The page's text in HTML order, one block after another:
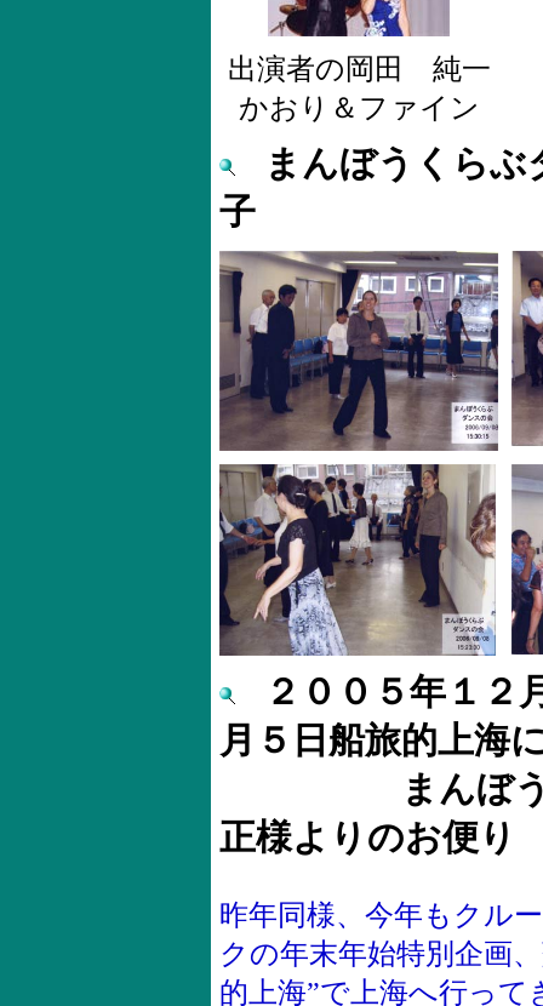
出演者の岡田 純一
かおり＆ファイン
まんぼうくら
子
２００５年１２
月５日船旅的上海
まんぼうく
正様よりのお便り
昨年同様、今年もクル
クの年末年始特別企画
的上海”で上海へ行って